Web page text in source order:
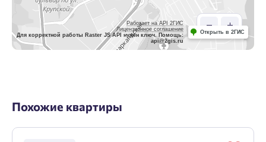
Работает на API 2ГИС
Лицензионное соглашение
Для корректной работы Raster JS API нужен ключ. Помощь:
api@2gis.ru
Открыть в 2ГИС
Похожие квартиры